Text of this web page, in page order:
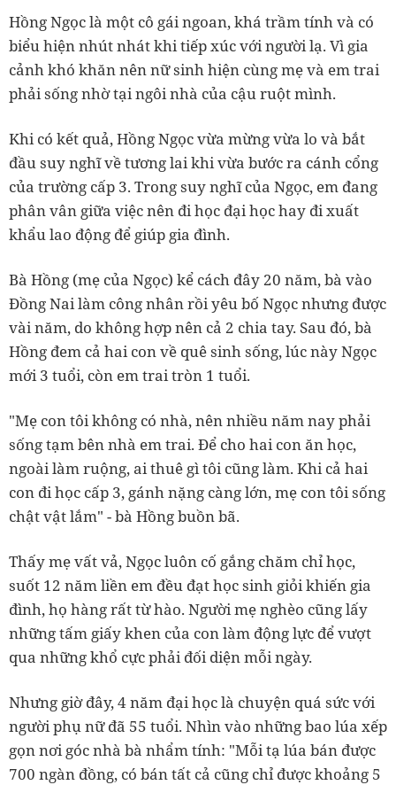
Hồng Ngọc là một cô gái ngoan, khá trầm tính và có
biểu hiện nhút nhát khi tiếp xúc với người lạ. Vì gia
cảnh khó khăn nên nữ sinh hiện cùng mẹ và em trai
phải sống nhờ tại ngôi nhà của cậu ruột mình.
Khi có kết quả, Hồng Ngọc vừa mừng vừa lo và bắt
đầu suy nghĩ về tương lai khi vừa bước ra cánh cổng
của trường cấp 3. Trong suy nghĩ của Ngọc, em đang
phân vân giữa việc nên đi học đại học hay đi xuất
khẩu lao động để giúp gia đình.
Bà Hồng (mẹ của Ngọc) kể cách đây 20 năm, bà vào
Đồng Nai làm công nhân rồi yêu bố Ngọc nhưng được
vài năm, do không hợp nên cả 2 chia tay. Sau đó, bà
Hồng đem cả hai con về quê sinh sống, lúc này Ngọc
mới 3 tuổi, còn em trai tròn 1 tuổi.
"Mẹ con tôi không có nhà, nên nhiều năm nay phải
sống tạm bên nhà em trai. Để cho hai con ăn học,
ngoài làm ruộng, ai thuê gì tôi cũng làm. Khi cả hai
con đi học cấp 3, gánh nặng càng lớn, mẹ con tôi sống
chật vật lắm" - bà Hồng buồn bã.
Thấy mẹ vất vả, Ngọc luôn cố gắng chăm chỉ học,
suốt 12 năm liền em đều đạt học sinh giỏi khiến gia
đình, họ hàng rất từ hào. Người mẹ nghèo cũng lấy
những tấm giấy khen của con làm động lực để vượt
qua những khổ cực phải đối diện mỗi ngày.
Nhưng giờ đây, 4 năm đại học là chuyện quá sức với
người phụ nữ đã 55 tuổi. Nhìn vào những bao lúa xếp
gọn nơi góc nhà bà nhẩm tính: "Mỗi tạ lúa bán được
700 ngàn đồng, có bán tất cả cũng chỉ được khoảng 5